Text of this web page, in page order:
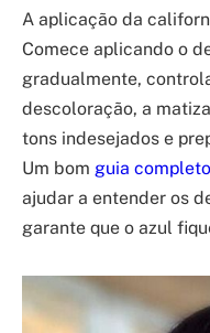
A aplicação da
Comece aplicando o
gradualmente,
descoloração, a
tons indesejados e
Um bom guia
ajudar a entender os
garante que o azul